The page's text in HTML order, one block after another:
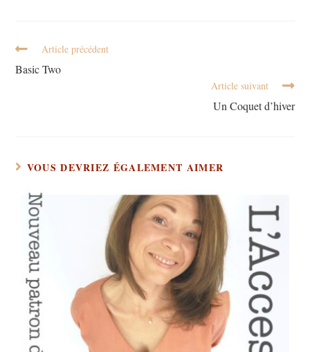
Article précédent
Basic Two
Article suivant
Un Coquet d’hiver
VOUS DEVRIEZ ÉGALEMENT AIMER